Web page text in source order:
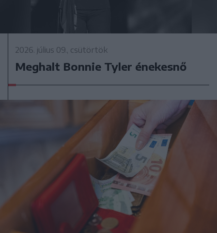
2026. július 09., csütörtök
Meghalt Bonnie Tyler énekesnő